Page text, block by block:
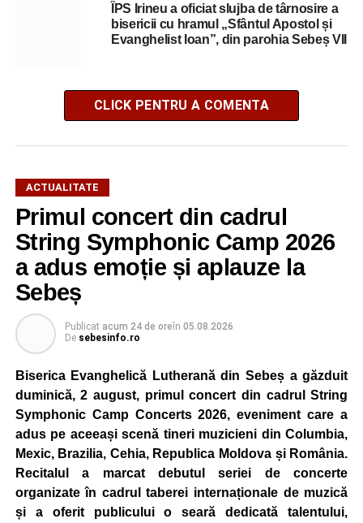
ÎPS Irineu a oficiat slujba de târnosire a
bisericii cu hramul „Sfântul Apostol și
Evanghelist Ioan”, din parohia Sebeș VII
CLICK PENTRU A COMENTA
ACTUALITATE
Primul concert din cadrul
String Symphonic Camp 2026
a adus emoție și aplauze la
Sebeș
Publicat acum 24 de oreîn 05.08.2026
De sebesinfo.ro
Biserica Evanghelică Lutherană din Sebeș a găzduit
duminică, 2 august, primul concert din cadrul String
Symphonic Camp Concerts 2026, eveniment care a
adus pe aceeași scenă tineri muzicieni din Columbia,
Mexic, Brazilia, Cehia, Republica Moldova și România.
Recitalul a marcat debutul seriei de concerte
organizate în cadrul taberei internaționale de muzică
și a oferit publicului o seară dedicată talentului,